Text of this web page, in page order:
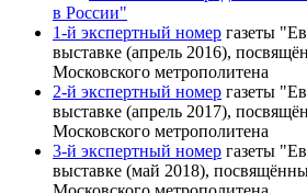
в России"
1-й экспертный номер газеты
выставке (апрель 2016),
Московского метрополитена
2-й экспертный номер газеты
выставке (апрель 2017),
Московского метрополитена
3-й экспертный номер газеты
выставке (май 2018),